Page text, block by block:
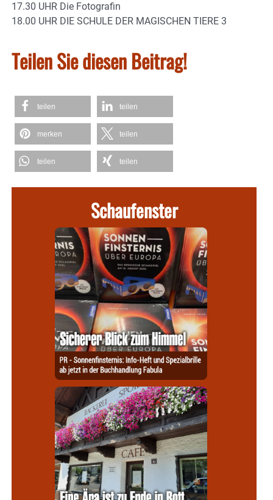
17.30 UHR Die Fotografin
18.00 UHR DIE SCHULE DER MAGISCHEN TIERE 3
Teilen Sie diesen Beitrag!
teilen teilen
merken teilen
teilen teilen
Schaufenster